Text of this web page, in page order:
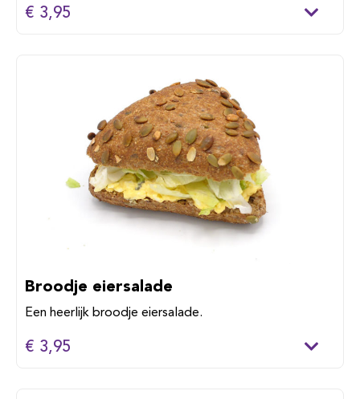
€ 3,95
Broodje eiersalade
Een heerlijk broodje eiersalade.
€ 3,95